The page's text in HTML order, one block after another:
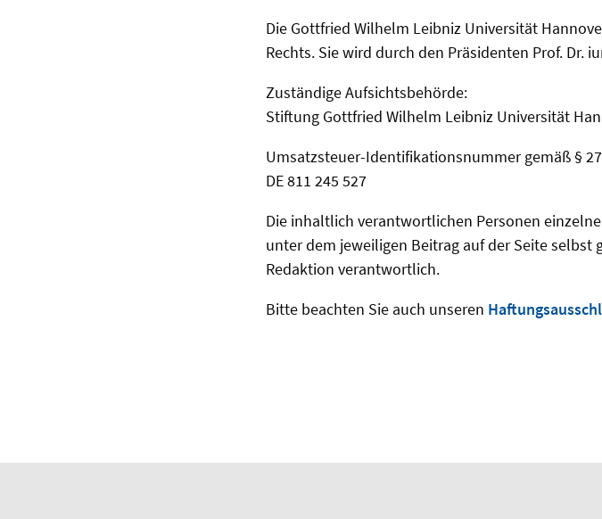
Die Gottfried Wilhelm Leibniz Universität
Rechts. Sie wird durch den Präsidenten Prof. Dr.
Zuständige Aufsichtsbehörde:
Stiftung Gottfried Wilhelm Leibniz Universität
Umsatzsteuer-Identifikationsnummer gemäß §
DE 811 245 527
Die inhaltlich verantwortlichen Personen
unter dem jeweiligen Beitrag auf der Seite
Redaktion verantwortlich.
Bitte beachten Sie auch unseren